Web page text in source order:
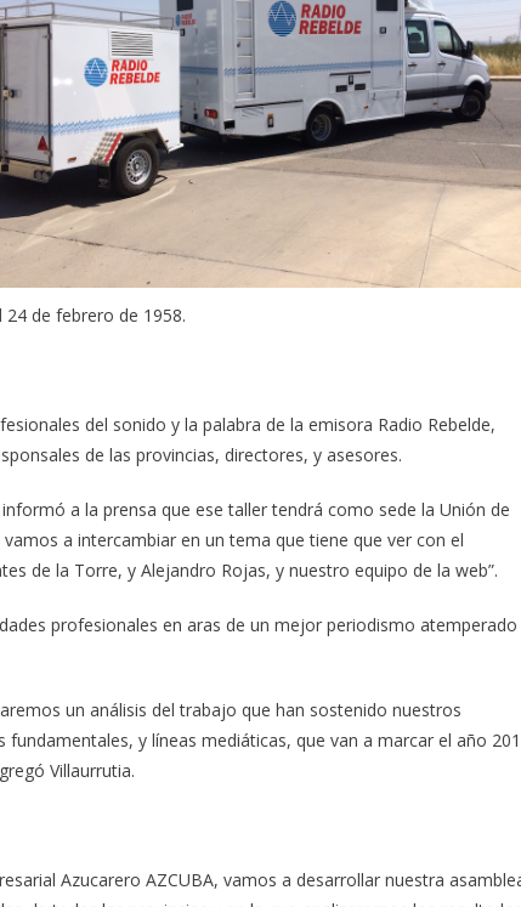
de febrero de 1958.
del sonido y la palabra de la emisora Radio Rebelde,
de las provincias, directores, y asesores.
a la prensa que ese taller tendrá como sede la Unión de
a intercambiar en un tema que tiene que ver con el
de la Torre, y Alejandro Rojas, y nuestro equipo de la web”.
profesionales en aras de un mejor periodismo atemperado
un análisis del trabajo que han sostenido nuestros
y líneas mediáticas, que van a marcar el año
Villaurrutia.
Azucarero AZCUBA, vamos a desarrollar nuestra